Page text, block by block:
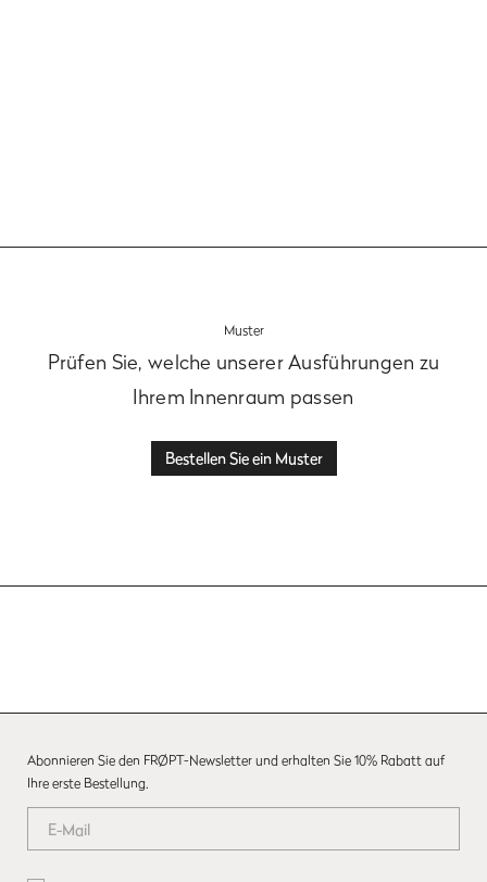
Muster
Prüfen Sie, welche unserer Ausführungen zu
Ihrem Innenraum passen
Bestellen Sie ein Muster
Abonnieren Sie den FRØPT-Newsletter und erhalten Sie 10% Rabatt auf
Ihre erste Bestellung.